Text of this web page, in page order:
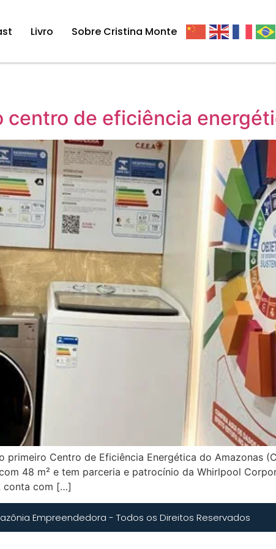
Livro Sobre Cristina Monte
centro de eficiência
primeiro Centro de Eficiência Energética do Amazonas
48 m² e tem parceria e patrocínio da Whirlpool
conta com […]
Empreendedora - Todos os Direitos Reservados